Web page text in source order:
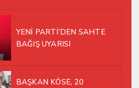
YENİ PARTİ’DEN SAHTE
BAĞIŞ UYARISI
BAŞKAN KÖSE, 20